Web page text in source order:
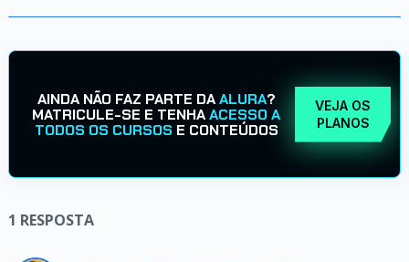
AINDA NÃO FAZ PARTE DAALURA?
MATRICULE-SE E TENHAACESSO A
TODOS OS CURSOS E CONTEÚDOS
VEJA OS
PLANOS
1 RESPOSTA